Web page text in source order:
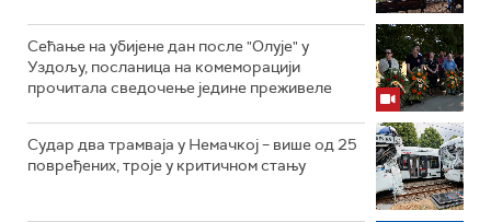
Сећање на убијене дан после "Олује" у
Уздољу, посланица на комеморацији
прочитала сведочење једине преживеле
Судар два трамваја у Немачкој – више од 25
повређених, троје у критичном стању